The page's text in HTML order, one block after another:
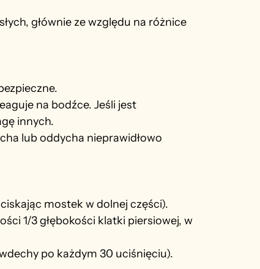
głównie ze względu na różnice
na bodźce. Jeśli jest
innych.
lub oddycha nieprawidłowo
mostek w dolnej części).
1/3 głębokości klatki piersiowej, w
po każdym 30 uciśnięciu).